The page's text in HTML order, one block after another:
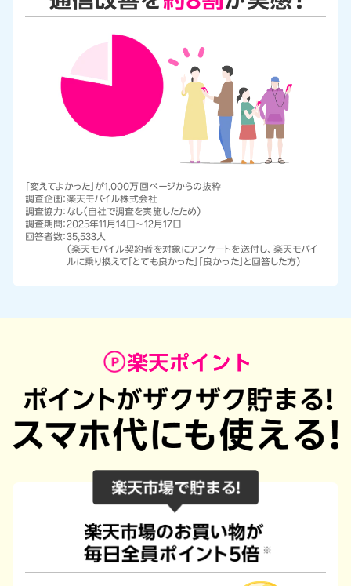
「変えてよかった」が1,000万回ページからの抜粋
調査企画：楽天モバイル株式会社
調査協力： なし（自社で調査を実施したため）
調査期間：2025年11月14日～12月17日
回答者数：35,533人
（楽天モバイル契約者を対象にアンケートを送付し、楽天モバイ
ルに乗り換えて「とても良かった」「良かった」と回答した方）